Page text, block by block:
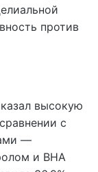
против
высокую
с
—
и BHA